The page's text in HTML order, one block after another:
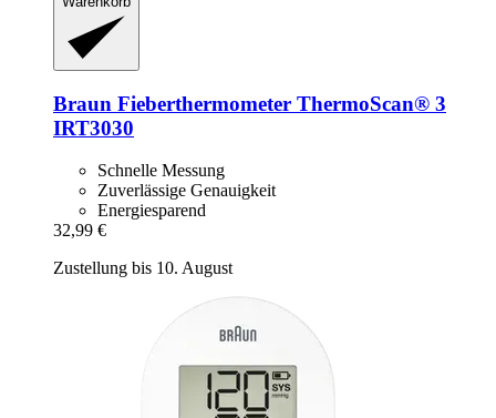
Braun Fieberthermometer ThermoScan® 3
IRT3030
Schnelle Messung
Zuverlässige Genauigkeit
Energiesparend
32,99 €
Zustellung bis 10. August